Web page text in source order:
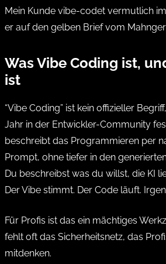
Mein Kunde vibe-codet vermutlich
er auf den gelben Brief vom
Was Vibe Coding ist,
ist
“Vibe Coding” ist kein offizieller
Jahr in der Entwickler-Community
beschreibt das Programmieren per
Prompt, ohne tiefer in den
Du beschreibst was du willst, die KI
Der Vibe stimmt. Der Code läuft.
Für Profis ist das ein mächtiges
fehlt oft das Sicherheitsnetz, das
mitdenken.